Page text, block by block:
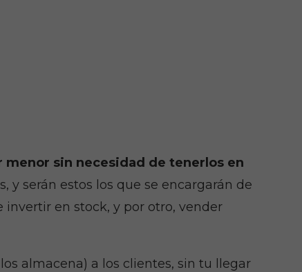
sin necesidad de tenerlos en
y serán estos los que se encargarán de
invertir en stock, y por otro, vender
almacena) a los clientes, sin tu llegar